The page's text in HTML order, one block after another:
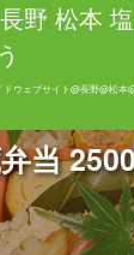
野 松本
ウェブサイト@長野@松本
当